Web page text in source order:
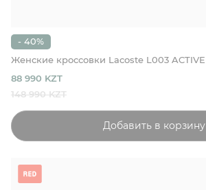
- 40%
Женские кроссовки Lacoste L003 ACTIVE
88 990 KZT
148 990 KZT
Добавить в корзину